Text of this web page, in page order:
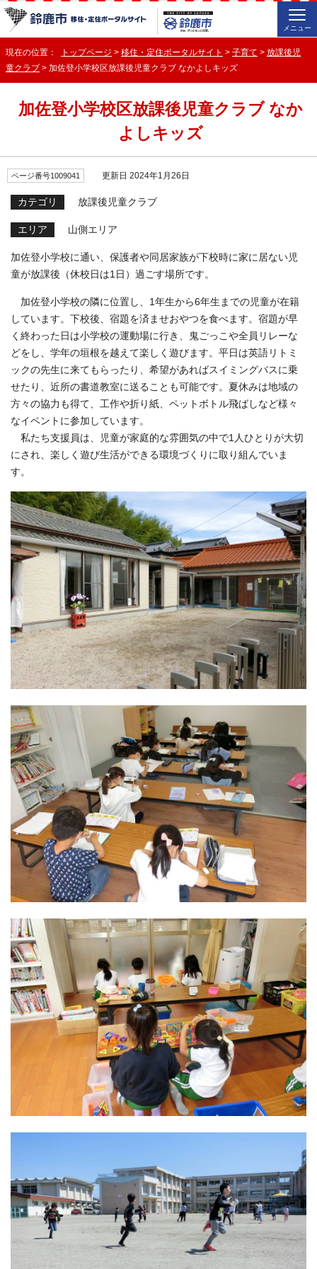
メニュー
現在の位置： トップページ > 移住・定住ポータルサイト > 子育て > 放課後児
童クラブ > 加佐登小学校区放課後児童クラブ なかよしキッズ
加佐登小学校区放課後児童クラブ なか
よしキッズ
ページ番号1009041 更新日 2024年1月26日
カテゴリ 放課後児童クラブ
エリア 山側エリア
加佐登小学校に通い、保護者や同居家族が下校時に家に居ない児
童が放課後（休校日は1日）過ごす場所です。
加佐登小学校の隣に位置し、1年生から6年生までの児童が在籍
しています。下校後、宿題を済ませおやつを食べます。宿題が早
く終わった日は小学校の運動場に行き、鬼ごっこや全員リレーな
どをし、学年の垣根を越えて楽しく遊びます。平日は英語リトミ
ックの先生に来てもらったり、希望があればスイミングバスに乗
せたり、近所の書道教室に送ることも可能です。夏休みは地域の
方々の協力も得て、工作や折り紙、ペットボトル飛ばしなど様々
なイベントに参加しています。
私たち支援員は、児童が家庭的な雰囲気の中で1人ひとりが大切
にされ、楽しく遊び生活ができる環境づくりに取り組んでいま
す。